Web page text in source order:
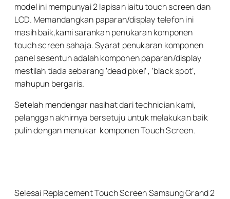
model ini mempunyai 2 lapisan iaitu touch screen dan
LCD. Memandangkan paparan/display telefon ini
masih baik,kami sarankan penukaran komponen
touch screen sahaja. Syarat penukaran komponen
panel sesentuh adalah komponen paparan/display
mestilah tiada sebarang ‘dead pixel’ , ‘black spot’,
mahupun bergaris.
Setelah mendengar nasihat dari technician kami,
pelanggan akhirnya bersetuju untuk melakukan baik
pulih dengan menukar komponen Touch Screen.
Selesai Replacement Touch Screen Samsung Grand 2